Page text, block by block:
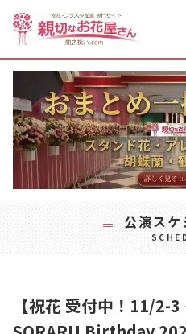
公演スケ
【祝花 受付中！11/2-3